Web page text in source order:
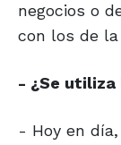
negocios o
con los de
- ¿Se
- Hoy en